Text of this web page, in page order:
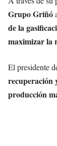
Grupo Griñó
de la
maximizar la
El presidente
recuperación
producción